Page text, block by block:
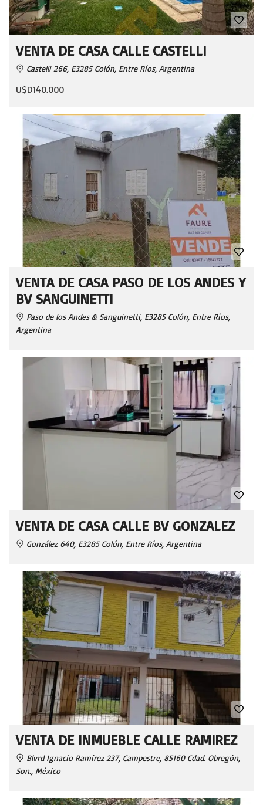
VENTA DE CASA CALLE CASTELLI
Castelli 266, E3285 Colón, Entre Ríos, Argentina
U$D140.000
VENTA DE CASA PASO DE LOS ANDES Y
BV SANGUINETTI
Paso de los Andes & Sanguinetti, E3285 Colón, Entre Ríos,
Argentina
VENTA DE CASA CALLE BV GONZALEZ
González 640, E3285 Colón, Entre Ríos, Argentina
VENTA DE INMUEBLE CALLE RAMIREZ
Blvrd Ignacio Ramírez 237, Campestre, 85160 Cdad. Obregón,
Son., México